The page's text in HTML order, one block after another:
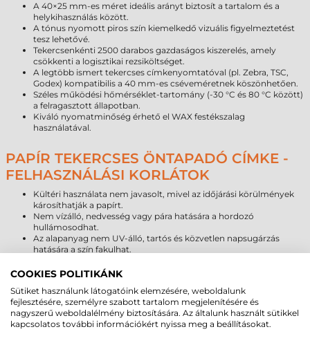
A 40×25 mm-es méret ideális arányt biztosít a tartalom és a
helykihasználás között.
A tónus nyomott piros szín kiemelkedő vizuális figyelmeztetést
tesz lehetővé.
Tekercsenkénti 2500 darabos gazdaságos kiszerelés, amely
csökkenti a logisztikai rezsiköltséget.
A legtöbb ismert tekercses címkenyomtatóval (pl. Zebra, TSC,
Godex) kompatibilis a 40 mm-es cséveméretnek köszönhetően.
Széles működési hőmérséklet-tartomány (-30 °C és 80 °C között)
a felragasztott állapotban.
Kiváló nyomatminőség érhető el WAX festékszalag
használatával.
PAPÍR TEKERCSES ÖNTAPADÓ CÍMKE -
FELHASZNÁLÁSI KORLÁTOK
Kültéri használata nem javasolt, mivel az időjárási körülmények
károsíthatják a papírt.
Nem vízálló, nedvesség vagy pára hatására a hordozó
hullámosodhat.
Az alapanyag nem UV-álló, tartós és közvetlen napsugárzás
hatására a szín fakulhat.
PAPÍR CÍMKE ÉLETTARTAM
ÖSSZEHASONLÍTÁS
Alapanyag típusa
Várható élettartam (beltér)
COOKIES POLITIKÁNK
Sütiket használunk látogatóink elemzésére, weboldalunk
fejlesztésére, személyre szabott tartalom megjelenítésére és
nagyszerű weboldalélmény biztosítására. Az általunk használt sütikkel
kapcsolatos további információkért nyissa meg a beállításokat.